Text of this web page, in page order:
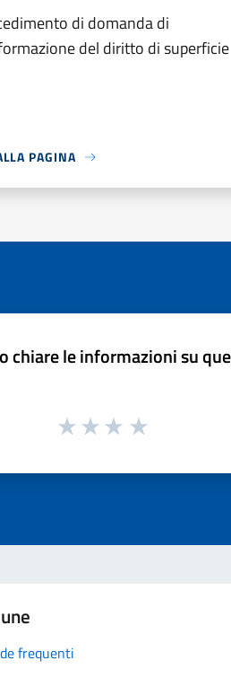
di domanda di
del diritto di superficie
PAGINA
chiare le informazioni su
frequenti